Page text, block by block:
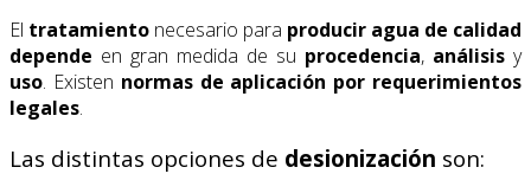
El tratamiento necesario para producir agua de calidad
depende en gran medida de su procedencia, análisis y
uso. Existen normas de aplicación por requerimientos
legales.
Las distintas opciones de desionización son: